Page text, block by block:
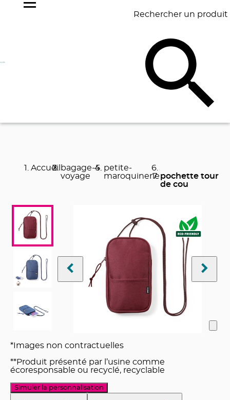
Rechercher un produit
BAGAGERIE BUREAU
Accueil bagage-
voyage
petite-
maroquineriepochette tour
de cou
*Images non contractuelles
**Produit présenté par l’usine comme
écoresponsable ou recyclé, recyclable
Simuler la personnalisation